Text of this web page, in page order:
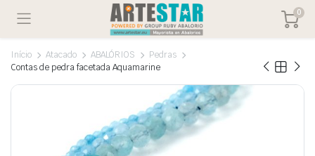
0
Início Atacado ABALÓRIOS
Pedras
Contas de pedra facetada Aquamarine